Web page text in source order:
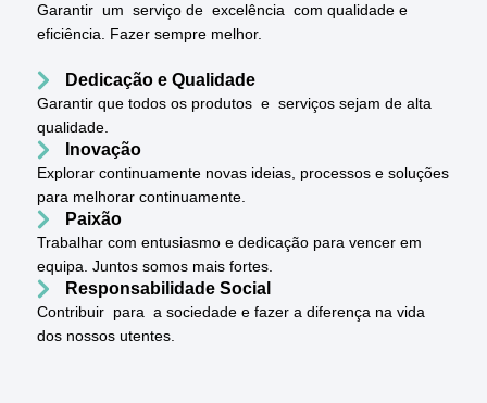
Garantir um serviço de excelência com qualidade e
eficiência. Fazer sempre melhor.
Dedicação e Qualidade
Garantir que todos os produtos e serviços sejam de alta
qualidade.
Inovação
Explorar continuamente novas ideias, processos e soluções
para melhorar continuamente.
Paixão
Trabalhar com entusiasmo e dedicação para vencer em
equipa. Juntos somos mais fortes.
Responsabilidade Social
Contribuir para a sociedade e fazer a diferença na vida
dos nossos utentes.